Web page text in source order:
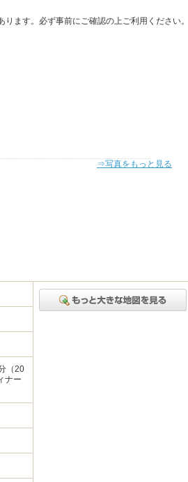
ます。必ず事前にご確認の上ご利用ください。
⇒写真をもっと見る
（20
ナー